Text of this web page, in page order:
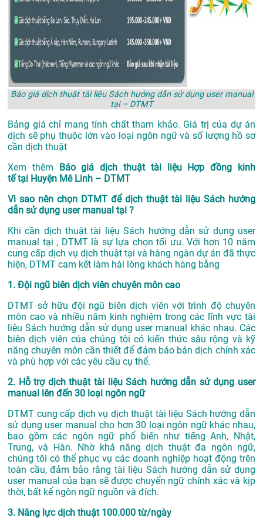
Báo giá dịch thuật tài liệu Sách hướng dẫn sử dụng user manual
tại – DTMT
Bảng giá chỉ mang tính chất tham khảo. Giá trị của dự án
dịch sẽ phụ thuộc lớn vào loại ngôn ngữ và số lượng hồ sơ
cần dịch thuật
Xem thêm
Báo giá dịch thuật tài liệu Hợp đồng kinh
tế tại Huyện Mê Linh – DTMT
Vì sao nên chọn DTMT để dịch thuật tài liệu Sách hướng
dẫn sử dụng user manual tại ?
Khi cần dịch thuật tài liệu Sách hướng dẫn sử dụng user
manual tại , DTMT là sự lựa chọn tối ưu. Với hơn 10 năm
cung cấp dịch vụ dịch thuật tại và hàng ngàn dự án đã thực
hiện, DTMT cam kết làm hài lòng khách hàng bằng
1. Đội ngũ biên dịch viên chuyên môn cao
DTMT sở hữu đội ngũ biên dịch viên với trình độ chuyên
môn cao và nhiều năm kinh nghiệm trong các lĩnh vực tài
liệu Sách hướng dẫn sử dụng user manual khác nhau. Các
biên dịch viên của chúng tôi có kiến thức sâu rộng và kỹ
năng chuyên môn cần thiết để đảm bảo bản dịch chính xác
và phù hợp với các yêu cầu cụ thể.
2. Hỗ trợ dịch thuật tài liệu Sách hướng dẫn sử dụng user
manual lên đến 30 loại ngôn ngữ
DTMT cung cấp dịch vụ dịch thuật tài liệu Sách hướng dẫn
sử dụng user manual cho hơn 30 loại ngôn ngữ khác nhau,
bao gồm các ngôn ngữ phổ biến như tiếng Anh, Nhật,
Trung, và Hàn. Nhờ khả năng dịch thuật đa ngôn ngữ,
chúng tôi có thể phục vụ các doanh nghiệp hoạt động trên
toàn cầu, đảm bảo rằng tài liệu Sách hướng dẫn sử dụng
user manual của bạn sẽ được chuyển ngữ chính xác và kịp
thời, bất kể ngôn ngữ nguồn và đích.
3. Năng lực dịch thuật 100.000 từ/ngày